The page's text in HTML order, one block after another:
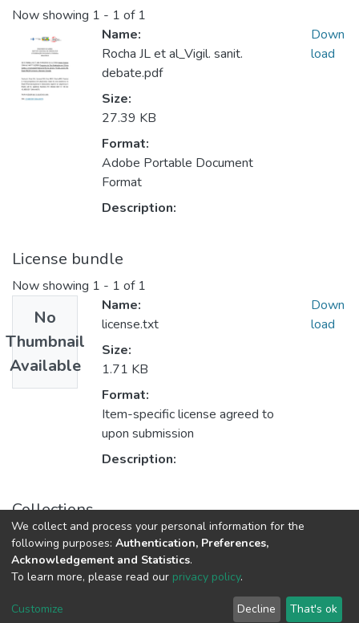
Now showing 1 - 1 of 1
Name:
Rocha JL et al_Vigil. sanit.
debate.pdf
Size:
27.39 KB
Format:
Adobe Portable Document
Format
Description:
Down
load
License bundle
Now showing 1 - 1 of 1
No
Thumbnail
Available
Name:
license.txt
Size:
1.71 KB
Format:
Item-specific license agreed to
upon submission
Description:
Down
load
Collections
Produção Docente
Cookie
End User
Send
We collect and process your personal information for the
following purposes: Authentication, Preferences,
Acknowledgement and Statistics.
To learn more, please read our privacy policy.
Customize Decline That's ok